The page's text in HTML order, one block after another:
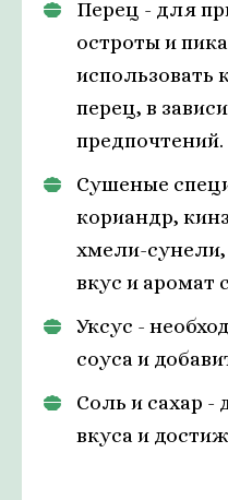
Перец - для
остроты и
использовать
перец, в
предпочтений.
Сушеные
кориандр,
хмели-
вкус и аромат
Уксус -
соуса и
Соль и сахар -
вкуса и